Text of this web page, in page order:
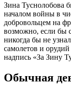
Зина Туснолобова
началом войны в
добровольцем на
возможно, если бы
никогда бы не
самолетов и
надпись «За Зину
Обычная